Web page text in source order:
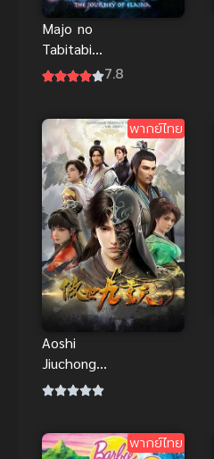
Majo no
Tabitabi
(2020) การ7.8
พากย์ไทย
Aoshi
Jiuchong
Tian
Heavens)
พากย์ไทย